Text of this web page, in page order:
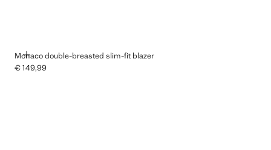
Monaco double-breasted slim-fit blazer
TOEVOEGEN
Huidige prijs [€ 149,99 ]
€ 149,99